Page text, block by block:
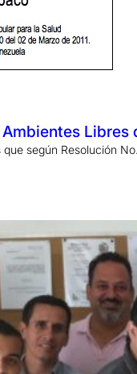
Libres
según Resolución